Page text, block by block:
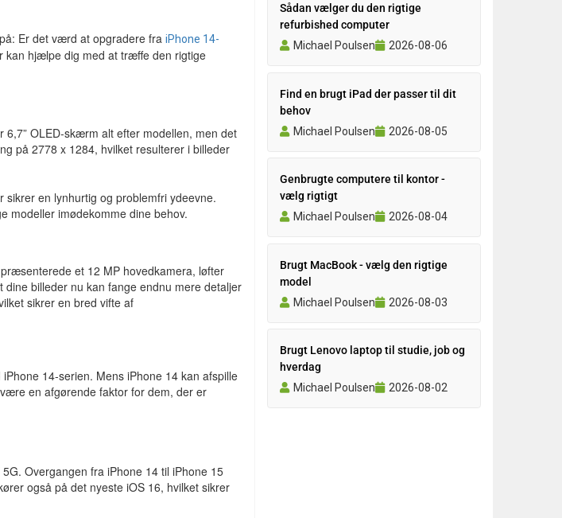
Er det værd at opgradere fra iPhone 14-
kan hjælpe dig med at træffe den rigtige
OLED-skærm alt efter modellen, men det
på 2778 x 1284, hvilket resulterer i billeder
en lynhurtig og problemfri ydeevne.
modeller imødekomme dine behov.
et 12 MP hovedkamera, løfter
billeder nu kan fange endnu mere detaljer
sikrer en bred vifte af
14-serien. Mens iPhone 14 kan afspille
en afgørende faktor for dem, der er
Overgangen fra iPhone 14 til iPhone 15
også på det nyeste iOS 16, hvilket sikrer
Sådan vælger du den rigtige
refurbished computer
Michael Poulsen
2026-08-06
Find en brugt iPad der passer til dit
behov
Michael Poulsen
2026-08-05
Genbrugte computere til kontor -
vælg rigtigt
Michael Poulsen
2026-08-04
Brugt MacBook - vælg den rigtige
model
Michael Poulsen
2026-08-03
Brugt Lenovo laptop til studie, job og
hverdag
Michael Poulsen
2026-08-02